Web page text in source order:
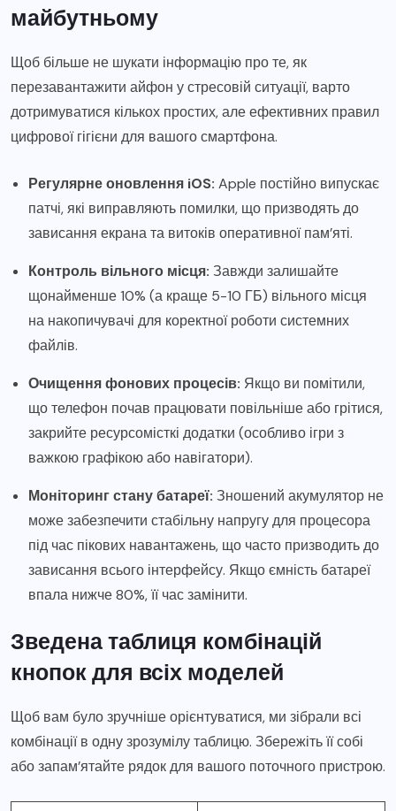
майбутньому
Щоб більше не шукати інформацію про те, як
перезавантажити айфон у стресовій ситуації, варто
дотримуватися кількох простих, але ефективних правил
цифрової гігієни для вашого смартфона.
Регулярне оновлення iOS: Apple постійно випускає
патчі, які виправляють помилки, що призводять до
зависання екрана та витоків оперативної пам’яті.
Контроль вільного місця: Завжди залишайте
щонайменше 10% (а краще 5-10 ГБ) вільного місця
на накопичувачі для коректної роботи системних
файлів.
Очищення фонових процесів: Якщо ви помітили,
що телефон почав працювати повільніше або грітися,
закрийте ресурсомісткі додатки (особливо ігри з
важкою графікою або навігатори).
Моніторинг стану батареї: Зношений акумулятор не
може забезпечити стабільну напругу для процесора
під час пікових навантажень, що часто призводить до
зависання всього інтерфейсу. Якщо ємність батареї
впала нижче 80%, її час замінити.
Зведена таблиця комбінацій
кнопок для всіх моделей
Щоб вам було зручніше орієнтуватися, ми зібрали всі
комбінації в одну зрозумілу таблицю. Збережіть її собі
або запам’ятайте рядок для вашого поточного пристрою.